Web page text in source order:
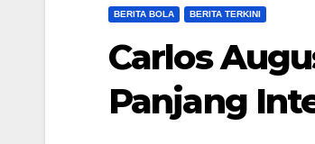
BERITA BOLA BERITA TERKINI
Carlos
Panjang